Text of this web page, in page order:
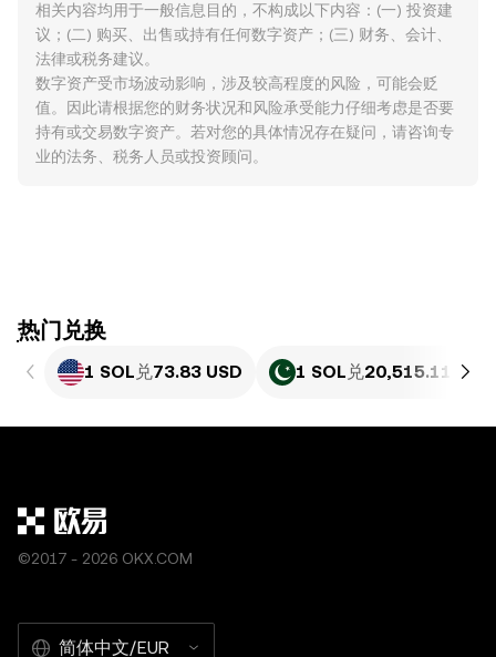
相关内容均用于一般信息目的，不构成以下内容：(一) 投资建
议；(二) 购买、出售或持有任何数字资产；(三) 财务、会计、
法律或税务建议。
数字资产受市场波动影响，涉及较高程度的风险，可能会贬
值。因此请根据您的财务状况和风险承受能力仔细考虑是否要
持有或交易数字资产。若对您的具体情况存在疑问，请咨询专
业的法务、税务人员或投资顾问。
ִִִִִִִִִִִִִִִִִִִִִִִִִִִִִִִִִִִִִִִִִִִִִִִִ热门兑换
1 SOL 兑73.83 USD 1 SOL 兑20,515.11 PKR
©2017 - 2026 OKX.COM
简体中文/EUR